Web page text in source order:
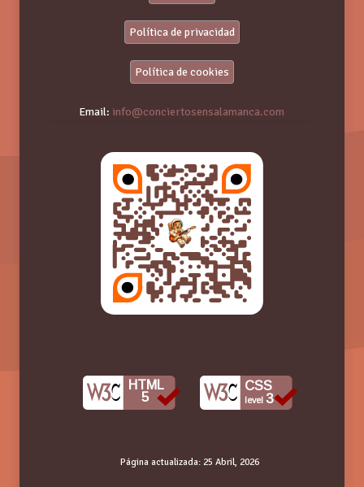
Política de privacidad
Política de cookies
Email: info@conciertosensalamanca.com
HTML
5
CSS
level 3
Página actualizada: 25 Abril, 2026